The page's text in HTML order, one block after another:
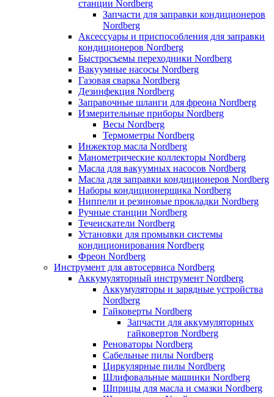
станции Nordberg
Запчасти для заправки кондиционеров
Nordberg
Аксессуары и приспособления для заправки
кондиционеров Nordberg
Быстросъемы переходники Nordberg
Вакуумные насосы Nordberg
Газовая сварка Nordberg
Дезинфекция Nordberg
Заправочные шланги для фреона Nordberg
Измерительные приборы Nordberg
Весы Nordberg
Термометры Nordberg
Инжектор масла Nordberg
Манометрические коллекторы Nordberg
Масла для вакуумных насосов Nordberg
Масла для заправки кондиционеров Nordberg
Наборы кондиционерщика Nordberg
Ниппели и резиновые прокладки Nordberg
Ручные станции Nordberg
Течеискатели Nordberg
Установки для промывки системы
кондиционирования Nordberg
Фреон Nordberg
Инструмент для автосервиса Nordberg
Аккумуляторный инструмент Nordberg
Аккумуляторы и зарядные устройства
Nordberg
Гайковерты Nordberg
Запчасти для аккумуляторных
гайковертов Nordberg
Реноваторы Nordberg
Сабельные пилы Nordberg
Циркулярные пилы Nordberg
Шлифовальные машинки Nordberg
Шприцы для масла и смазки Nordberg